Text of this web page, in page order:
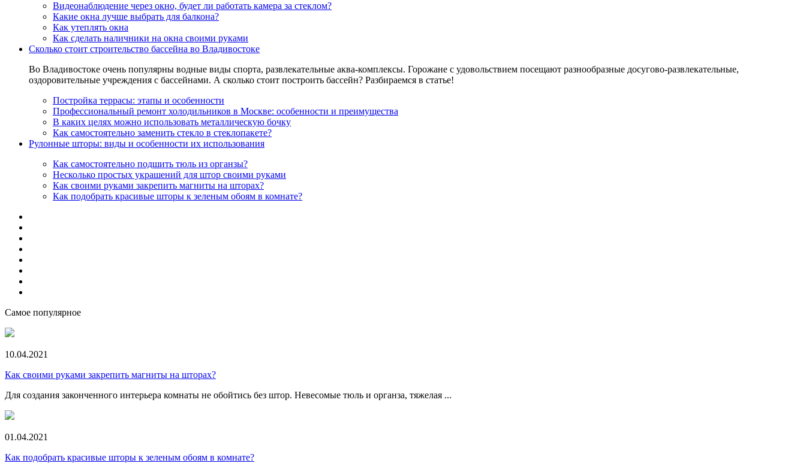
Видеонаблюдение через окно, будет ли работать камера за стеклом?
Какие окна лучше выбрать для балкона?
Как утеплять окна
Как сделать наличники на окна своими руками
Сколько стоит строительство бассейна во Владивостоке
Во Владивостоке очень популярны водные виды спорта, развлекательные аква-комплексы. Горожане с удовольствием посещают разнообразные досугово-развлекательные,
оздоровительные учреждения с бассейнами. А сколько стоит построить бассейн? Разбираемся в статье!
Постройка террасы: этапы и особенности
Профессиональный ремонт холодильников в Москве: особенности и преимущества
В каких целях можно использовать металлическую бочку
Как самостоятельно заменить стекло в стеклопакете?
Рулонные шторы: виды и особенности их использования
Как самостоятельно подшить тюль из органзы?
Несколько простых украшений для штор своими руками
Как своими руками закрепить магниты на шторах?
Как подобрать красивые шторы к зеленым обоям в комнате?
Самое популярное
10.04.2021
Как своими руками закрепить магниты на шторах?
Для создания законченного интерьера комнаты не обойтись без штор. Невесомые тюль и органза, тяжелая ...
01.04.2021
Как подобрать красивые шторы к зеленым обоям в комнате?